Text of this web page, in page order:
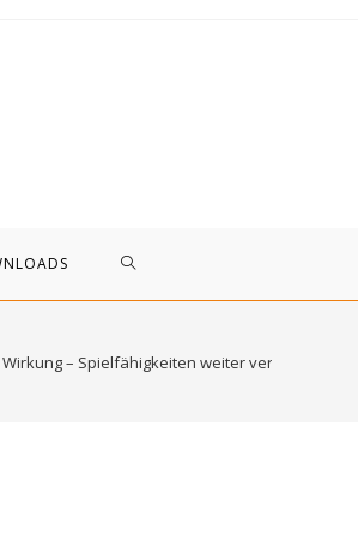
WEBSITE-
– Spielfähigkeiten weiter verbessert!